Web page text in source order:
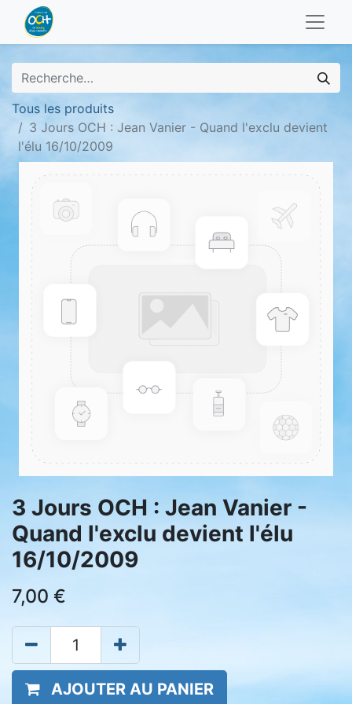
Tous les produits
3 Jours OCH : Jean Vanier - Quand l'exclu devient
l'élu 16/10/2009
3 Jours OCH : Jean Vanier -
Quand l'exclu devient l'élu
16/10/2009
7,00 €
AJOUTER AU PANIER